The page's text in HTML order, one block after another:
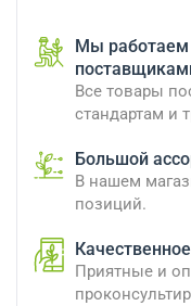
Мы
Все товары
стандартам и
Большой
В нашем
позиций.
Приятные и